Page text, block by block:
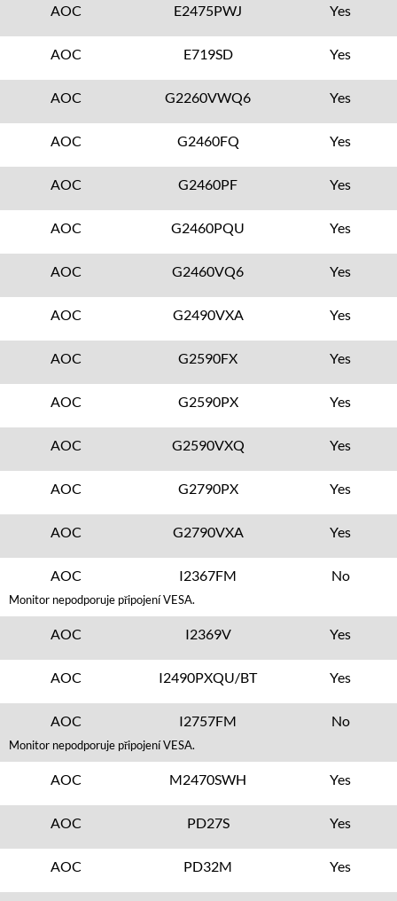
AOC E2475PWJ Yes
AOC E719SD Yes
AOC G2260VWQ6 Yes
AOC G2460FQ Yes
AOC G2460PF Yes
AOC G2460PQU Yes
AOC G2460VQ6 Yes
AOC G2490VXA Yes
AOC G2590FX Yes
AOC G2590PX Yes
AOC G2590VXQ Yes
AOC G2790PX Yes
AOC G2790VXA Yes
AOC I2367FM No
Monitor nepodporuje připojení VESA.
AOC I2369V Yes
AOC I2490PXQU/BT Yes
AOC I2757FM No
Monitor nepodporuje připojení VESA.
AOC M2470SWH Yes
AOC PD27S Yes
AOC PD32M Yes